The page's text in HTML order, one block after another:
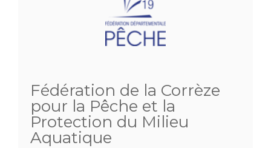
Fédération de la Corrèze
pour la Pêche et la
Protection du Milieu
Aquatique